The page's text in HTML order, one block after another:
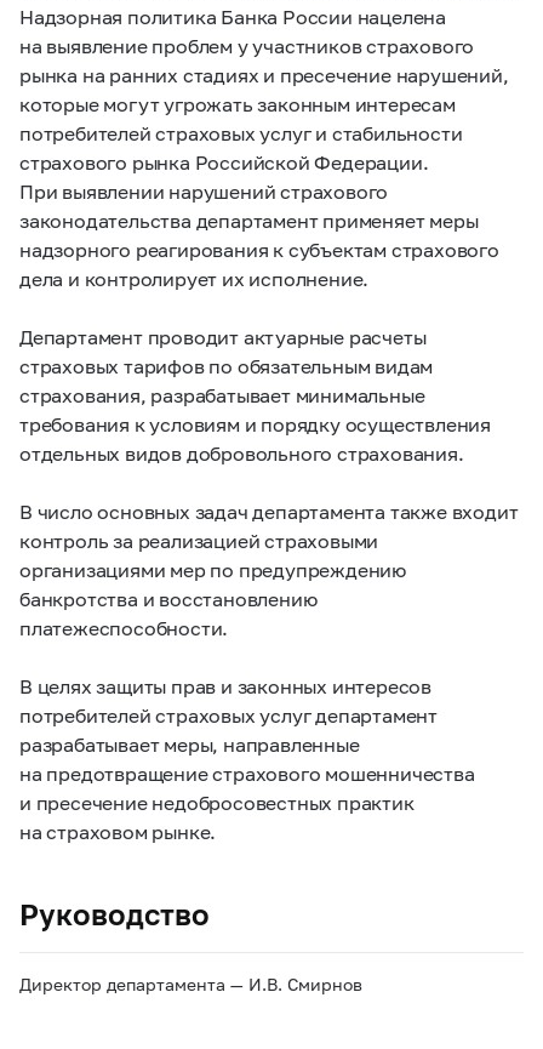
Надзорная политика Банка России нацелена
на выявление проблем у участников страхового
рынка на ранних стадиях и пресечение нарушений,
которые могут угрожать законным интересам
потребителей страховых услуг и стабильности
страхового рынка Российской Федерации.
При выявлении нарушений страхового
законодательства департамент применяет меры
надзорного реагирования к субъектам страхового
дела и контролирует их исполнение.
Департамент проводит актуарные расчеты
страховых тарифов по обязательным видам
страхования, разрабатывает минимальные
требования к условиям и порядку осуществления
отдельных видов добровольного страхования.
В число основных задач департамента также входит
контроль за реализацией страховыми
организациями мер по предупреждению
банкротства и восстановлению
платежеспособности.
В целях защиты прав и законных интересов
потребителей страховых услуг департамент
разрабатывает меры, направленные
на предотвращение страхового мошенничества
и пресечение недобросовестных практик
на страховом рынке.
Руководство
Директор департамента — И.В. Смирнов